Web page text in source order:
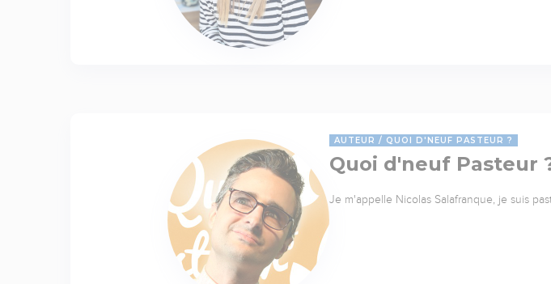
AUTEUR QUOI D'NEUF PASTEUR ?
Quoi d'neuf Pasteur
Je m'appelle Nicolas Salafranque, je suis